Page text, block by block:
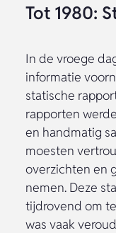
Tot 1980:
In de vroege
informatie
statische
rapporten
en handmatig
moesten
overzichten en
nemen. Deze
tijdrovend om
was vaak